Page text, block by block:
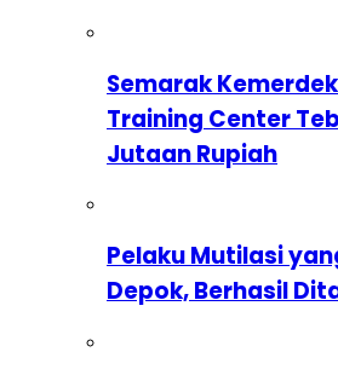
Semarak
Training Center
Jutaan Rupiah
Pelaku Mutilasi
Depok, Berhasil